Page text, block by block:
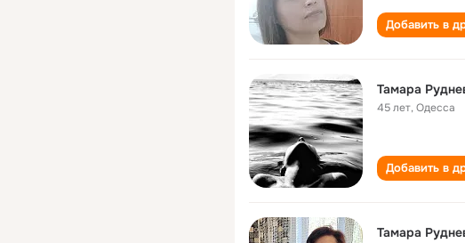
Добавить в
Тамара
45 лет,Одесса
Добавить в
Тамара